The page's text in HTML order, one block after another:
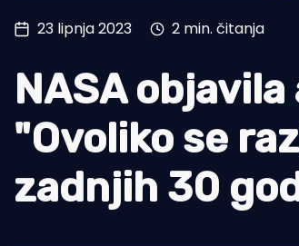
Ribolov
Tradicija i kultura
23 lipnja 2023 2 min. čitanja
NASA
"Ovoliko se
zadnjih 30